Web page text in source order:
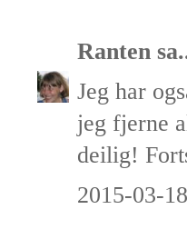
Ranten
Jeg har
jeg fjerne
deilig!
2015-03-